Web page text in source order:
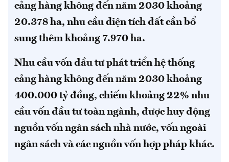
cảng hàng không đến năm 2030 khoảng
20.378 ha, nhu cầu diện tích đất cần bổ
sung thêm khoảng 7.970 ha.
Nhu cầu vốn đầu tư phát triển hệ thống
cảng hàng không đến năm 2030 khoảng
400.000 tỷ đồng, chiếm khoảng 22% nhu
cầu vốn đầu tư toàn ngành, được huy động
nguồn vốn ngân sách nhà nước, vốn ngoài
ngân sách và các nguồn vốn hợp pháp khác.